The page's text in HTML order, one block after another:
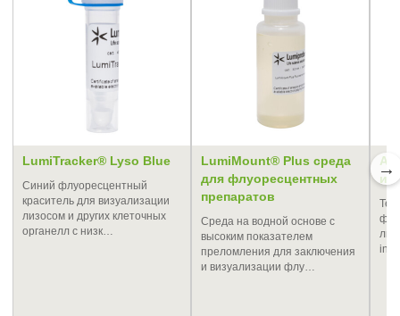
LumiTracker® Lyso Blue
Синий флуоресцентный
краситель для визуализации
лизосом и других клеточных
органелл с низк…
LumiMount® Plus среда
для флуоресцентных
препаратов
Cреда на водной основе с
высоким показателем
преломления для заключения
и визуализации флу…
AF
in
→